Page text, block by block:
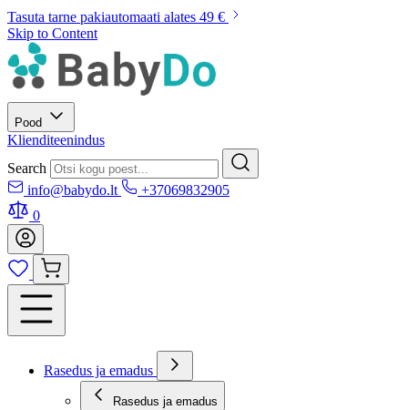
Tasuta tarne pakiautomaati alates 49 €
Skip to Content
Pood
Klienditeenindus
Search
info@babydo.lt
+37069832905
0
Rasedus ja emadus
Rasedus ja emadus